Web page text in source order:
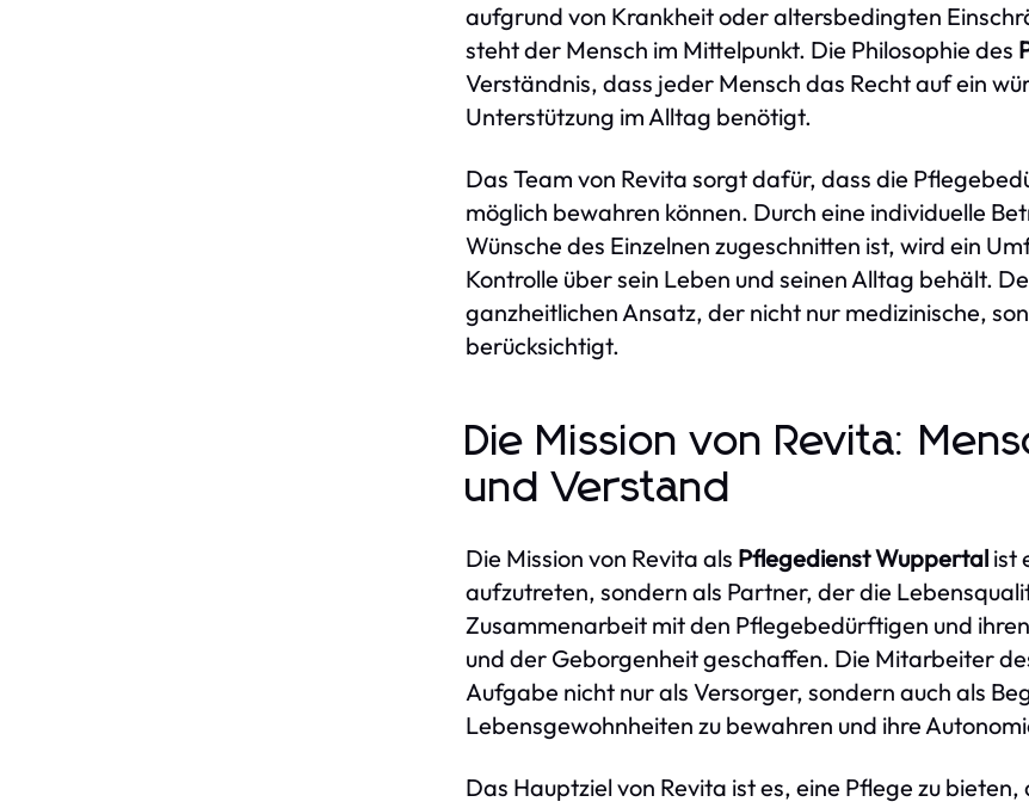
aufgrund von Krankheit oder altersbedingten
steht der Mensch im Mittelpunkt. Die Philosophie des
Verständnis, dass jeder Mensch das Recht auf ein
Unterstützung im Alltag benötigt.
Das Team von Revita sorgt dafür, dass die
möglich bewahren können. Durch eine individuelle
Wünsche des Einzelnen zugeschnitten ist, wird ein
Kontrolle über sein Leben und seinen Alltag behält.
ganzheitlichen Ansatz, der nicht nur medizinische,
berücksichtigt.
Die Mission von Revita:
und Verstand
Die Mission von Revita als Pflegedienst Wuppertal ist
aufzutreten, sondern als Partner, der die
Zusammenarbeit mit den Pflegebedürftigen und
und der Geborgenheit geschaffen. Die Mitarbeiter
Aufgabe nicht nur als Versorger, sondern auch als
Lebensgewohnheiten zu bewahren und ihre
Das Hauptziel von Revita ist es, eine Pflege zu